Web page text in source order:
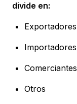
divide en:
Exportadores
Importadores
Comerciantes
Otros